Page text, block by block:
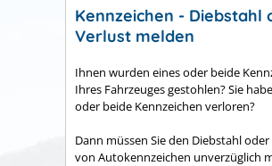
Kennzeichen - Diebstahl
Verlust melden
Ihnen wurden eines oder beide
Ihres Fahrzeuges gestohlen? Sie
oder beide Kennzeichen verloren?
Dann müssen Sie den Diebstahl
von Autokennzeichen unverzüglich